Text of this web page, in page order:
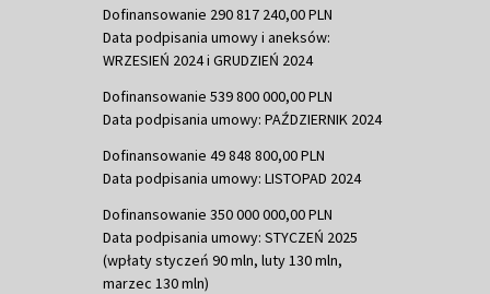
Dofinansowanie 290 817 240,00 PLN
Data podpisania umowy i aneksów:
WRZESIEŃ 2024 i GRUDZIEŃ 2024
Dofinansowanie 539 800 000,00 PLN
Data podpisania umowy: PAŹDZIERNIK 2024
Dofinansowanie 49 848 800,00 PLN
Data podpisania umowy: LISTOPAD 2024
Dofinansowanie 350 000 000,00 PLN
Data podpisania umowy: STYCZEŃ 2025
(wpłaty styczeń 90 mln, luty 130 mln,
marzec 130 mln)